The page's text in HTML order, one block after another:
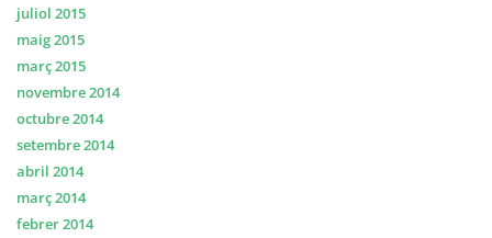
juliol 2015
maig 2015
març 2015
novembre 2014
octubre 2014
setembre 2014
abril 2014
març 2014
febrer 2014